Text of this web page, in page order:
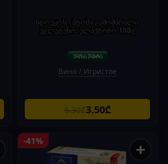
სდოუკოს - შტოში გამომშრალი,
უგლუტენო, ულაქტოზო 100გ
Вино / Игристое
6.30₾3.50₾
-41% +